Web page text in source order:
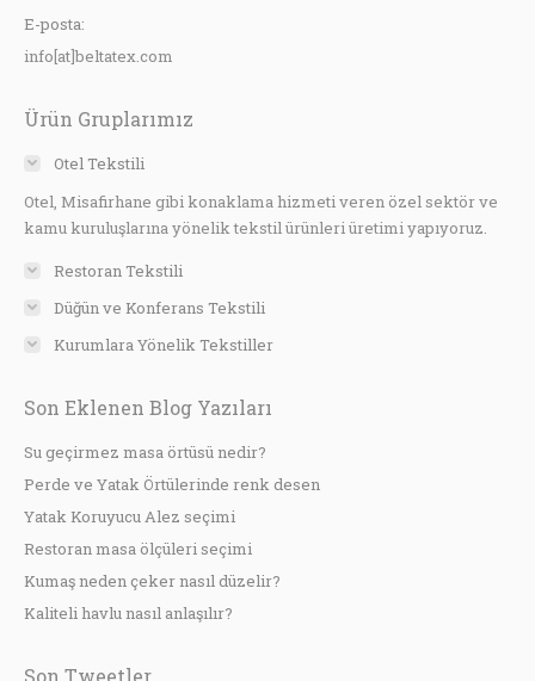
E-posta:
info[at]beltatex.com
Ürün Gruplarımız
Otel Tekstili
Otel, Misafirhane gibi konaklama hizmeti veren özel sektör ve
kamu kuruluşlarına yönelik tekstil ürünleri üretimi yapıyoruz.
Restoran Tekstili
Düğün ve Konferans Tekstili
Kurumlara Yönelik Tekstiller
Son Eklenen Blog Yazıları
Su geçirmez masa örtüsü nedir?
Perde ve Yatak Örtülerinde renk desen
Yatak Koruyucu Alez seçimi
Restoran masa ölçüleri seçimi
Kumaş neden çeker nasıl düzelir?
Kaliteli havlu nasıl anlaşılır?
Son Tweetler